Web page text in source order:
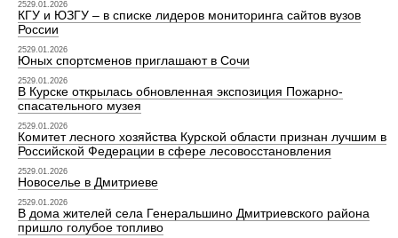
2529.01.2026
КГУ и ЮЗГУ – в списке лидеров мониторинга сайтов вузов
России
2529.01.2026
Юных спортсменов приглашают в Сочи
2529.01.2026
В Курске открылась обновленная экспозиция Пожарно-
спасательного музея
2529.01.2026
Комитет лесного хозяйства Курской области признан лучшим в
Российской Федерации в сфере лесовосстановления
2529.01.2026
Новоселье в Дмитриеве
2529.01.2026
В дома жителей села Генеральшино Дмитриевского района
пришло голубое топливо